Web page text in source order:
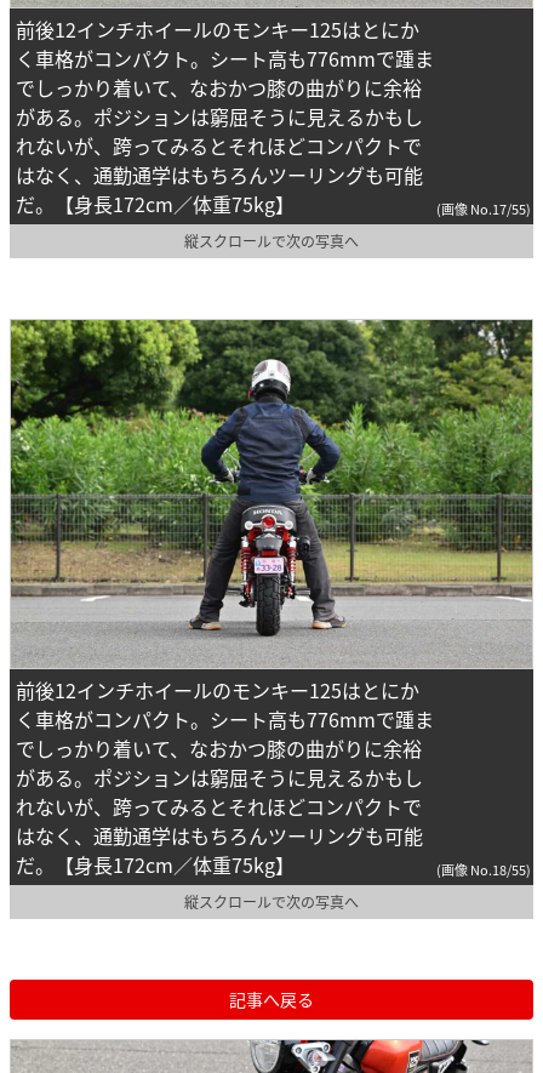
前後12インチホイールのモンキー125はとにか
く車格がコンパクト。シート高も776mmで踵ま
でしっかり着いて、なおかつ膝の曲がりに余裕
がある。ポジションは窮屈そうに見えるかもし
れないが、跨ってみるとそれほどコンパクトで
はなく、通勤通学はもちろんツーリングも可能
だ。【身長172cm／体重75kg】
(画像 No.17/55)
縦スクロールで次の写真へ
前後12インチホイールのモンキー125はとにか
く車格がコンパクト。シート高も776mmで踵ま
でしっかり着いて、なおかつ膝の曲がりに余裕
がある。ポジションは窮屈そうに見えるかもし
れないが、跨ってみるとそれほどコンパクトで
はなく、通勤通学はもちろんツーリングも可能
だ。【身長172cm／体重75kg】
(画像 No.18/55)
縦スクロールで次の写真へ
記事へ戻る